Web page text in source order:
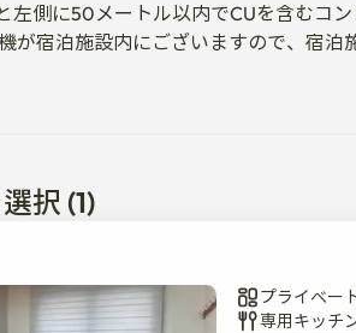
左側に50メートル以内でCUを含むコ
が宿泊施設内にございますので、宿泊
便利でございます。
けます。室内専用面積は11坪（約38平
あり、お二人が生活するのに十分な面
ざいます。
は予約前に予約日を調整する必要があ
択 (1)
プライベー
専用キッチ